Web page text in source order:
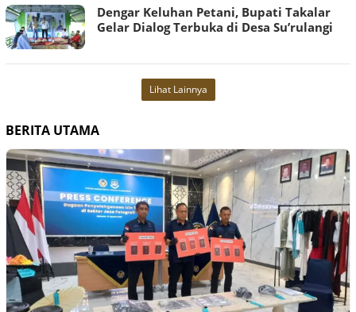
Dengar Keluhan Petani, Bupati Takalar
Gelar Dialog Terbuka di Desa Su’rulangi
Lihat Lainnya
BERITA UTAMA